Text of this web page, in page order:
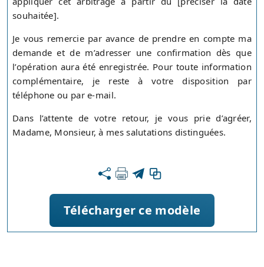
souhaitée].
Je vous remercie par avance de prendre en compte ma
demande et de m’adresser une confirmation dès que
l’opération aura été enregistrée. Pour toute information
complémentaire, je reste à votre disposition par
téléphone ou par e-mail.
Dans l’attente de votre retour, je vous prie d’agréer,
Madame, Monsieur, à mes salutations distinguées.
Télécharger ce modèle